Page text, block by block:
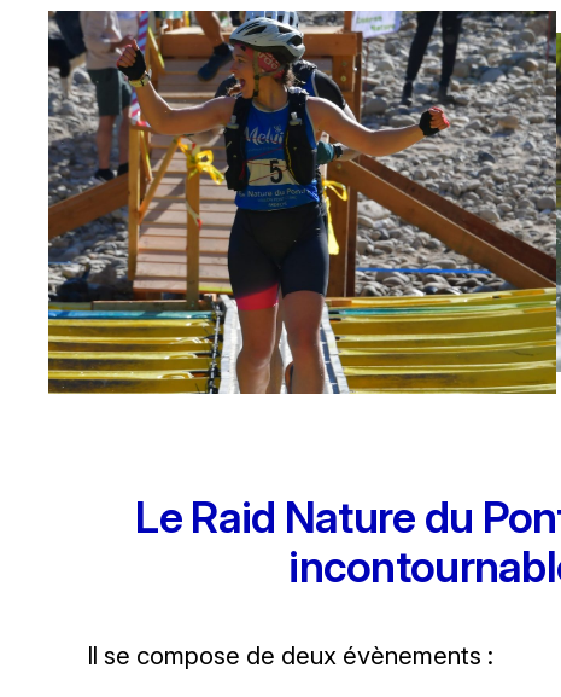
Le Raid Nature du
Il se compose de deux évènements :